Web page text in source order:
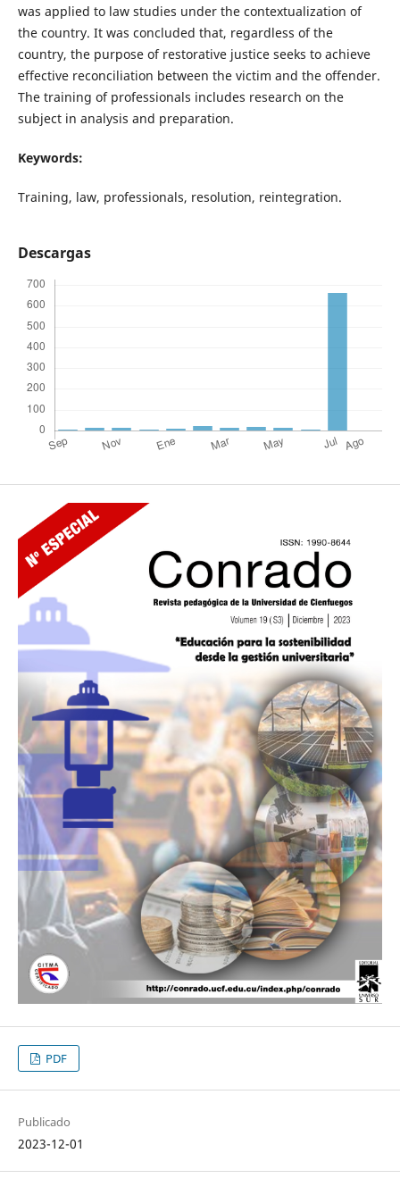
was applied to law studies under the contextualization of
the country. It was concluded that, regardless of the
country, the purpose of restorative justice seeks to achieve
effective reconciliation between the victim and the offender.
The training of professionals includes research on the
subject in analysis and preparation.
Keywords:
Training, law, professionals, resolution, reintegration.
Descargas
PDF
Publicado
2023-12-01